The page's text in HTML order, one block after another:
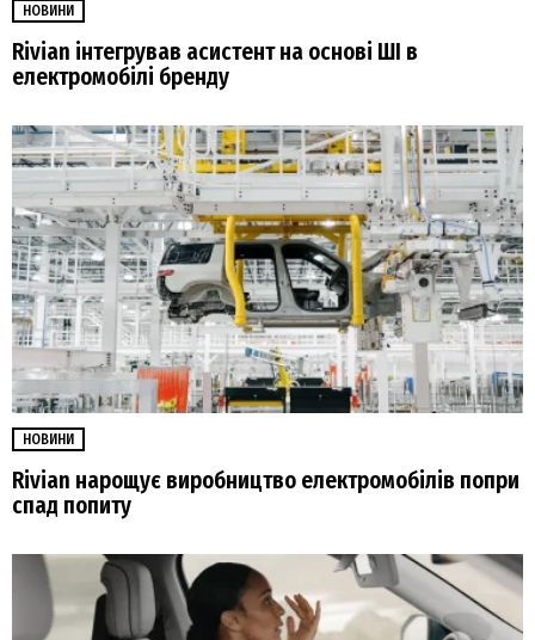
НОВИНИ
Rivian інтегрував асистент на основі ШІ в
електромобілі бренду
НОВИНИ
Rivian нарощує виробництво електромобілів попри
спад попиту